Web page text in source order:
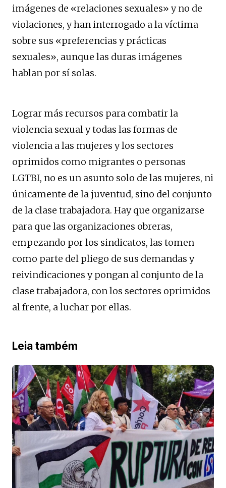
imágenes de «relaciones sexuales» y no de
violaciones, y han interrogado a la víctima
sobre sus «preferencias y prácticas
sexuales», aunque las duras imágenes
hablan por sí solas.
Lograr más recursos para combatir la
violencia sexual y todas las formas de
violencia a las mujeres y los sectores
oprimidos como migrantes o personas
LGTBI, no es un asunto solo de las mujeres, ni
únicamente de la juventud, sino del conjunto
de la clase trabajadora. Hay que organizarse
para que las organizaciones obreras,
empezando por los sindicatos, las tomen
como parte del pliego de sus demandas y
reivindicaciones y pongan al conjunto de la
clase trabajadora, con los sectores oprimidos
al frente, a luchar por ellas.
Leia também